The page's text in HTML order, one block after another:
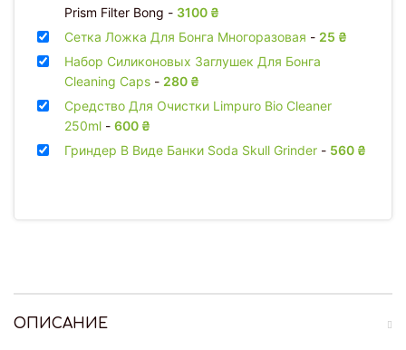
ОПИСАНИЕ
Prism Filter Bong - 3100 ₴
Сетка Ложка Для Бонга Многоразовая - 25 ₴
Набор Силиконовых Заглушек Для Бонга
Cleaning Caps - 280 ₴
Средство Для Очистки Limpuro Bio Cleaner
250ml - 600 ₴
Гриндер В Виде Банки Soda Skull Grinder - 560 ₴